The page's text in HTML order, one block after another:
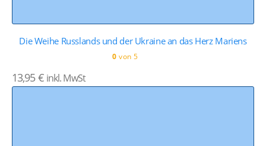
Die Weihe Russlands und der Ukraine an das Herz Mariens
0 von 5
13,95€ inkl. MwSt